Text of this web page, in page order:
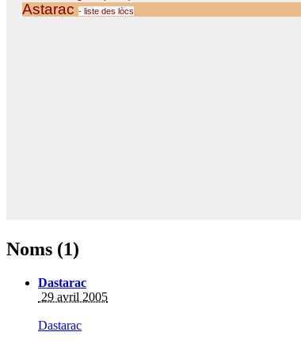
Noms (1)
Dastarac
29 avril 2005
Dastarac